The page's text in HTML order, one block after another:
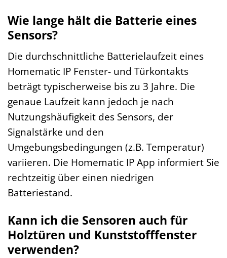
Wie lange hält die Batterie eines
Sensors?
Die durchschnittliche Batterielaufzeit eines
Homematic IP Fenster- und Türkontakts
beträgt typischerweise bis zu 3 Jahre. Die
genaue Laufzeit kann jedoch je nach
Nutzungshäufigkeit des Sensors, der
Signalstärke und den
Umgebungsbedingungen (z.B. Temperatur)
variieren. Die Homematic IP App informiert Sie
rechtzeitig über einen niedrigen
Batteriestand.
Kann ich die Sensoren auch für
Holztüren und Kunststofffenster
verwenden?